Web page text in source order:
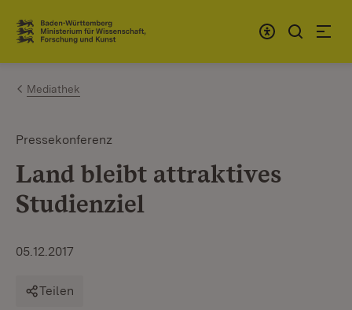
Zum Inhalt springen
Link zur Startseite
Mediathek
Pressekonferenz
Land bleibt attraktives
Studienziel
05.12.2017
Teilen